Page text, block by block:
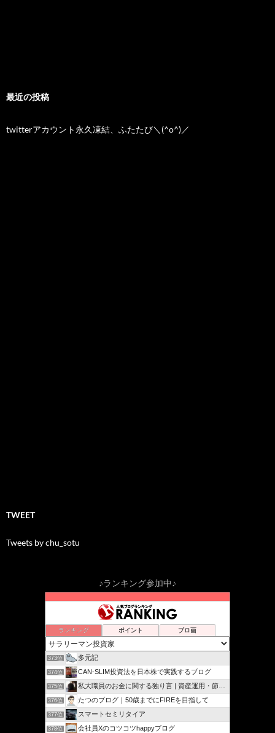
最近の投稿
twitterアカウント永久凍結、ふたたび＼(^o^)／
TWEET
Tweets by chu_sotu
♪ランキング参加中♪
ランキング ポイント ブロ画
373位 多元記
374位 CAN-SLIM投資法を日本株で実践するブログ
375位 私大職員のお金に関する独り言 | 資産運用・節税・節約…
376位 たつのブログ｜50歳までにFIREを目指して
377位 スマートセミリタイア
378位 会社員Xのコツコツhappyブログ